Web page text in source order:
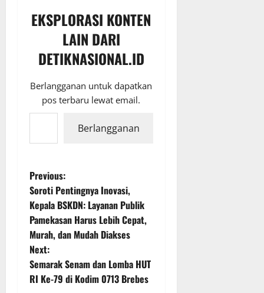
EKSPLORASI KONTEN
LAIN DARI
DETIKNASIONAL.ID
Berlangganan untuk dapatkan
pos terbaru lewat email.
Ketikkan email Anda...
Berlangganan
P
o
s
t
n
Previous:
Soroti Pentingnya Inovasi,
Kepala BSKDN: Layanan Publik
Pamekasan Harus Lebih Cepat,
Murah, dan Mudah Diakses
Next:
Semarak Senam dan Lomba HUT
RI Ke-79 di Kodim 0713 Brebes